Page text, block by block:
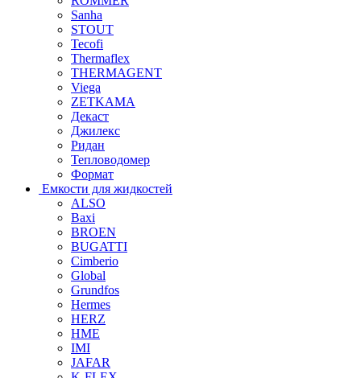
Sanha
STOUT
Tecofi
Thermaflex
THERMAGENT
Viega
ZETKAMA
Декаст
Джилекс
Ридан
Тепловодомер
Формат
Емкости для жидкостей
ALSO
Baxi
BROEN
BUGATTI
Cimberio
Global
Grundfos
Hermes
HERZ
HME
IMI
JAFAR